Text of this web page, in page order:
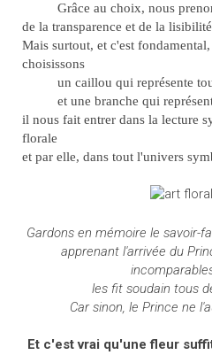
Grâce au choix, nous
de la transparence et de la
Mais surtout, et c'est
choisissons
un caillou qui représente
et une branche qui
il nous fait entrer dans la lecture
florale
et par elle, dans tout l'univers
Gardons en mémoire le savoir-
apprenant l'arrivée du
les fit soudain tous
Car sinon, le Prince ne
Et c'est vrai qu'une fleur